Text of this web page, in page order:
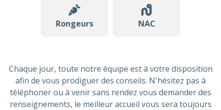
Rongeurs NAC
Chaque jour, toute notre équipe est à votre disposition
afin de vous prodiguer des conseils. N'hésitez pas à
téléphoner ou à venir sans rendez vous demander des
renseignements, le meilleur accueil vous sera toujours